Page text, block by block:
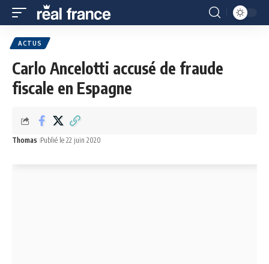
ACTUS
Carlo Ancelotti accusé de fraude
fiscale en Espagne
Thomas Publié le 22 juin 2020